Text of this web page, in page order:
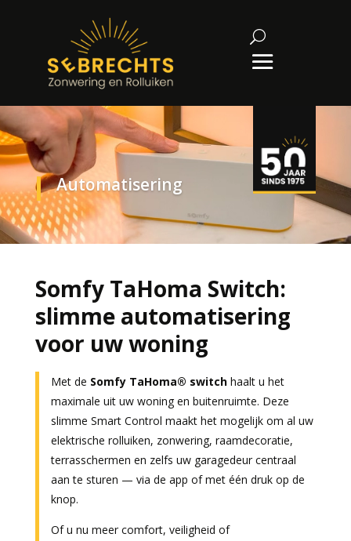
Automatisering
Somfy TaHoma Switch:
slimme automatisering
voor uw woning
Met de Somfy TaHoma® switchhaalt u het
maximale uit uw woning en buitenruimte. Deze
slimme Smart Control maakt het mogelijk om al uw
elektrische rolluiken, zonwering, raamdecoratie,
terrasschermen en zelfs uw garagedeur centraal
aan te sturen — via de app of met één druk op de
knop.
Of u nu meer comfort, veiligheid of